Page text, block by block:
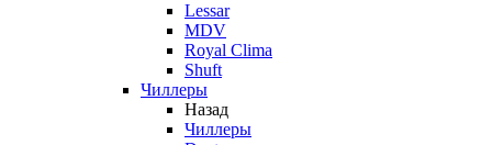
Lessar
MDV
Royal Clima
Shuft
Чиллеры
Назад
Чиллеры